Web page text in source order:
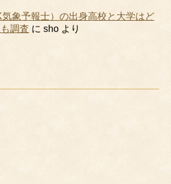
象予報士）の出身高校と大学はど
調査 に sho より